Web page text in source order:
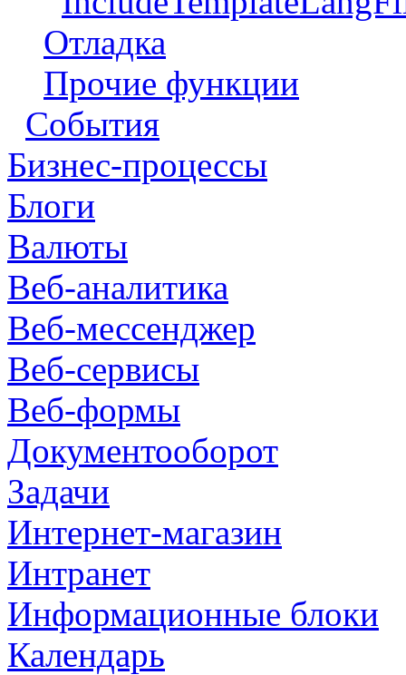
Отладка
Прочие функции
События
Бизнес-процессы
Блоги
Валюты
Веб-аналитика
Веб-мессенджер
Веб-сервисы
Веб-формы
Документооборот
Задачи
Интернет-магазин
Интранет
Информационные блоки
Календарь